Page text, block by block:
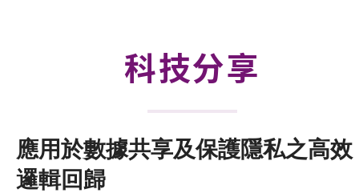
科技分享
應用於數據共享及保護隱私之高效
邏輯回歸